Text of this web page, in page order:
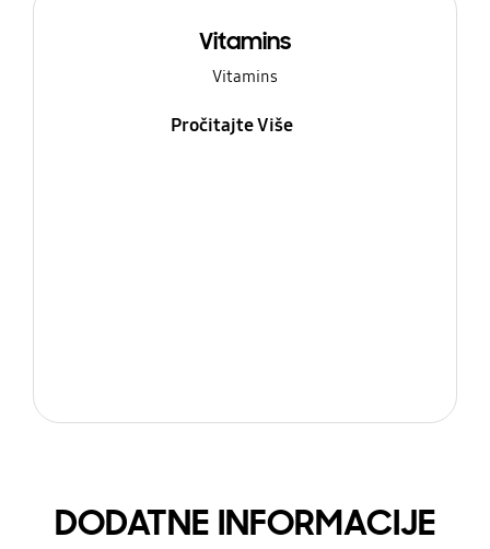
Vitamins
Vitamins
Pročitajte Više
DODATNE INFORMACIJE